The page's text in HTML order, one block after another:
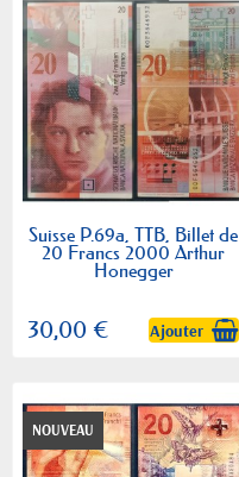
Suisse P.69a, TTB, Billet de
20 Francs 2000 Arthur
Honegger
30,00 € Ajouter
NOUVEAU